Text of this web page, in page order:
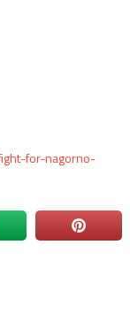
for-nagorno-